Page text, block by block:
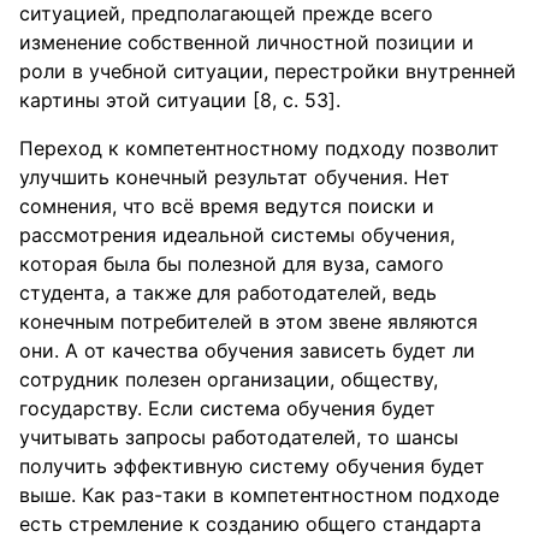
ситуацией, предполагающей прежде всего
изменение собственной личностной позиции и
роли в учебной ситуации, перестройки внутренней
картины этой ситуации [8, c. 53].
Переход к компетентностному подходу позволит
улучшить конечный результат обучения. Нет
сомнения, что всё время ведутся поиски и
рассмотрения идеальной системы обучения,
которая была бы полезной для вуза, самого
студента, а также для работодателей, ведь
конечным потребителей в этом звене являются
они. А от качества обучения зависеть будет ли
сотрудник полезен организации, обществу,
государству. Если система обучения будет
учитывать запросы работодателей, то шансы
получить эффективную систему обучения будет
выше. Как раз-таки в компетентностном подходе
есть стремление к созданию общего стандарта